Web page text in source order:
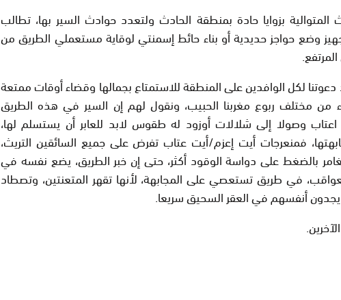
المتوالية بزوايا حادة بمنطقة الحادث ولتعدد حوادث السير بها، تطالب
وضع حواجز حديدية أو بناء حائط إسمنتي لوقاية مستعملي الطريق من
دعوتنا لكل الوافدين على المنطقة للاستمتاع بجمالها وقضاء أوقات ممتعة
من مختلف ربوع مغربنا الحبيب، ونقول لهم إن السير في هذه الطريق
اعتاب وصولا إلى شلالات أوزود له طقوس لابد للعابر أن يستسلم لها،
فمنعرجات أيت إعزم/أيت عتاب تفرض على جميع السائقين التريث،
بالضغط على دواسة الوقود أكثر، حتى إن خبر الطريق، يضع نفسه في
في طريق تستعصي على المجابهة، لأنها تقهر المتعنتين، وتصطاد
يجدون أنفسهم في العقر السحيق سريعا.